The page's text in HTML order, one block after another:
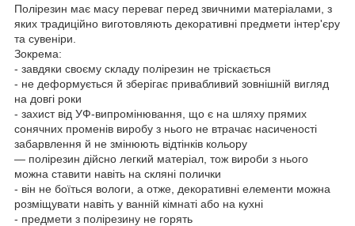
Полірезин має масу переваг перед звичними матеріалами, з
яких традиційно виготовляють декоративні предмети інтер'єру
та сувеніри.
Зокрема:
- завдяки своєму складу полірезин не тріскається
- не деформується й зберігає привабливий зовнішній вигляд
на довгі роки
- захист від УФ-випромінювання, що є на шляху прямих
сонячних променів виробу з нього не втрачає насиченості
забарвлення й не змінюють відтінків кольору
— полірезин дійсно легкий матеріал, тож вироби з нього
можна ставити навіть на скляні полички
- він не боїться вологи, а отже, декоративні елементи можна
розміщувати навіть у ванній кімнаті або на кухні
- предмети з полірезину не горять